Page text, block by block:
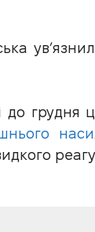
до грудня